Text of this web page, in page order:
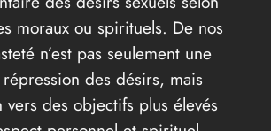
moraux ou spirituels. De nos
n’est pas seulement une
des désirs, mais
vers des objectifs plus élevés